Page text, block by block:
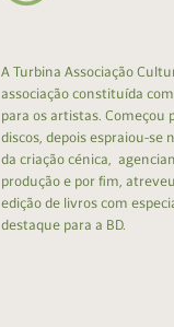
A Turbina Associação
associação constituída
para os artistas. Começou
discos, depois espraiou-se
da criação cénica,
produção e por fim,
edição de livros com
destaque para a BD.